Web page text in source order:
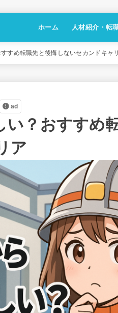
ホーム 人材紹介・転
すめ転職先と後悔しないセカンドキャ
ad
い？おすすめ
ア